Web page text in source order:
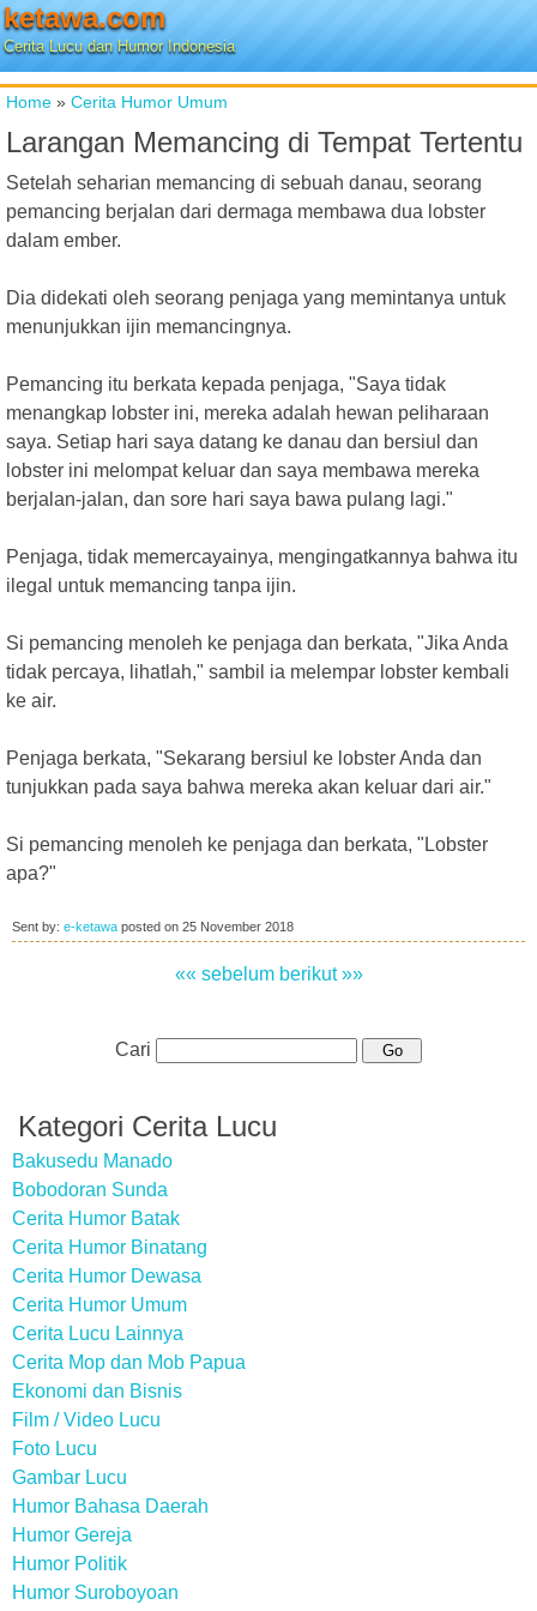
ketawa.com
Cerita Lucu dan Humor Indonesia
Home » Cerita Humor Umum
Larangan Memancing di Tempat Tertentu
Setelah seharian memancing di sebuah danau, seorang
pemancing berjalan dari dermaga membawa dua lobster
dalam ember.
Dia didekati oleh seorang penjaga yang memintanya untuk
menunjukkan ijin memancingnya.
Pemancing itu berkata kepada penjaga, "Saya tidak
menangkap lobster ini, mereka adalah hewan peliharaan
saya. Setiap hari saya datang ke danau dan bersiul dan
lobster ini melompat keluar dan saya membawa mereka
berjalan-jalan, dan sore hari saya bawa pulang lagi."
Penjaga, tidak memercayainya, mengingatkannya bahwa itu
ilegal untuk memancing tanpa ijin.
Si pemancing menoleh ke penjaga dan berkata, "Jika Anda
tidak percaya, lihatlah," sambil ia melempar lobster kembali
ke air.
Penjaga berkata, "Sekarang bersiul ke lobster Anda dan
tunjukkan pada saya bahwa mereka akan keluar dari air."
Si pemancing menoleh ke penjaga dan berkata, "Lobster
apa?"
Sent by: e-ketawa posted on 25 November 2018
«« sebelum berikut »»
Cari
Kategori Cerita Lucu
Bakusedu Manado
Bobodoran Sunda
Cerita Humor Batak
Cerita Humor Binatang
Cerita Humor Dewasa
Cerita Humor Umum
Cerita Lucu Lainnya
Cerita Mop dan Mob Papua
Ekonomi dan Bisnis
Film / Video Lucu
Foto Lucu
Gambar Lucu
Humor Bahasa Daerah
Humor Gereja
Humor Politik
Humor Suroboyoan